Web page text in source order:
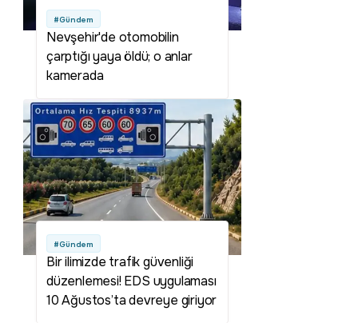
#Gündem
Nevşehir'de otomobilin
çarptığı yaya öldü; o anlar
kamerada
#Gündem
Bir ilimizde trafik güvenliği
düzenlemesi! EDS uygulaması
10 Ağustos’ta devreye giriyor